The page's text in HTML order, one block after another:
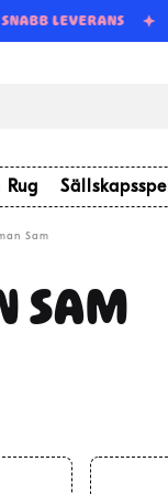
SNABB LEVERANS
Rug Sällskapsspel
Sam
SAM